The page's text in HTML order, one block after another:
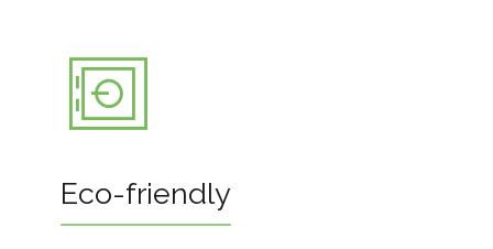
Eco-friendly